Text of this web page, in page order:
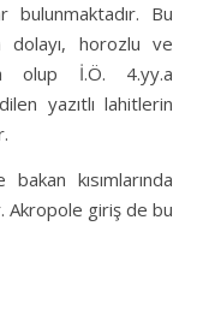
bulunmaktadır. Bu
dolayı, horozlu ve
olup İ.Ö. 4.yy.a
yazıtlı lahitlerin
kısımlarında
Akropole giriş de bu